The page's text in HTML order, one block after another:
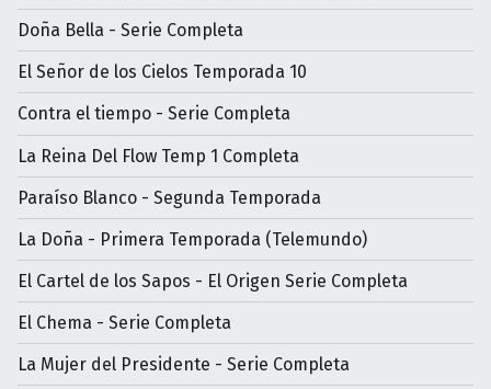
Doña Bella - Serie Completa
El Señor de los Cielos Temporada 10
Contra el tiempo - Serie Completa
La Reina Del Flow Temp 1 Completa
Paraíso Blanco - Segunda Temporada
La Doña - Primera Temporada (Telemundo)
El Cartel de los Sapos - El Origen Serie Completa
El Chema - Serie Completa
La Mujer del Presidente - Serie Completa